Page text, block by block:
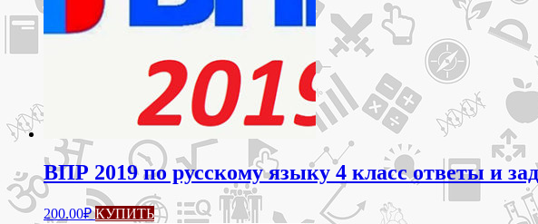
ВПР 2019 по русскому языку 4 класс ответы и
200.00₽ КУПИТЬ